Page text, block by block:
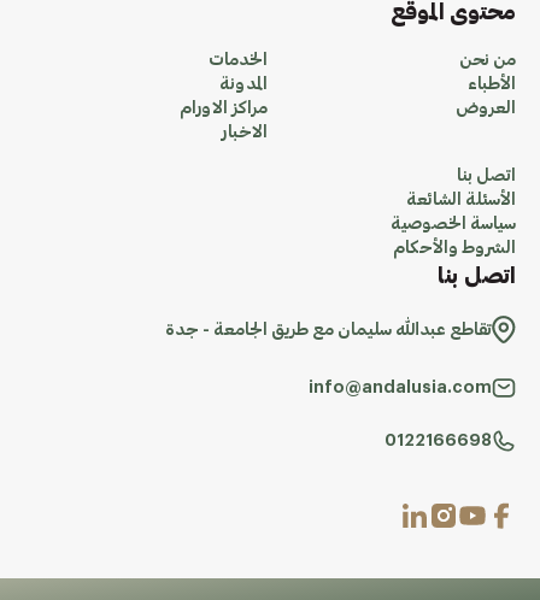
محتوى الموقع
من نحن
الأطباء
العروض
الخدمات
المدونة
مراكز الاورام
الاخبار
اتصل بنا
الأسئلة الشائعة
سياسة الخصوصية
الشروط والأحكام
اتصل بنا
تقاطع عبدالله سليمان مع طريق الجامعة - جدة
info@andalusia.com
0122166698